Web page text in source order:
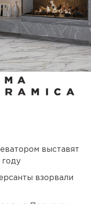
выставят
взорвали